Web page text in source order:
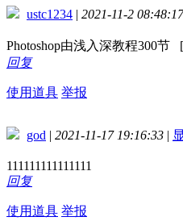
ustc1234 | 2021-11-2 08:48:17
Photoshop由浅入深教程300节
回复
使用道具 举报
god | 2021-11-17 19:16:33 |
111111111111111
回复
使用道具 举报